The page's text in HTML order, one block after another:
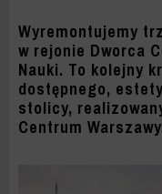
CENTRALNEJ
ZDM
WARSZAWA
Wyremontujemy
w rejonie Dworca
Nauki. To kolejny
dostępnego,
stolicy,
Centrum